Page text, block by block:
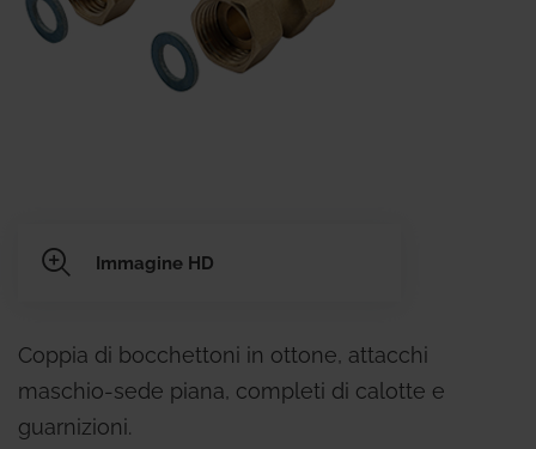
Immagine HD
Coppia di bocchettoni in ottone, attacchi
maschio-sede piana, completi di calotte e
guarnizioni.